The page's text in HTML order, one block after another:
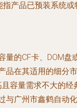
指产品已预装系统或
量的CF卡、DOM盘
品在其适用的细分市
容量需求不大的经
与广州市鑫鹤自动化